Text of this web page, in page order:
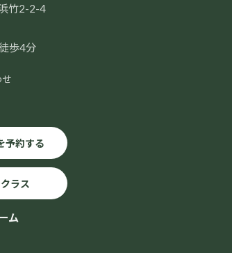
竹2-2-4
歩4分
予約する
ラス
ム